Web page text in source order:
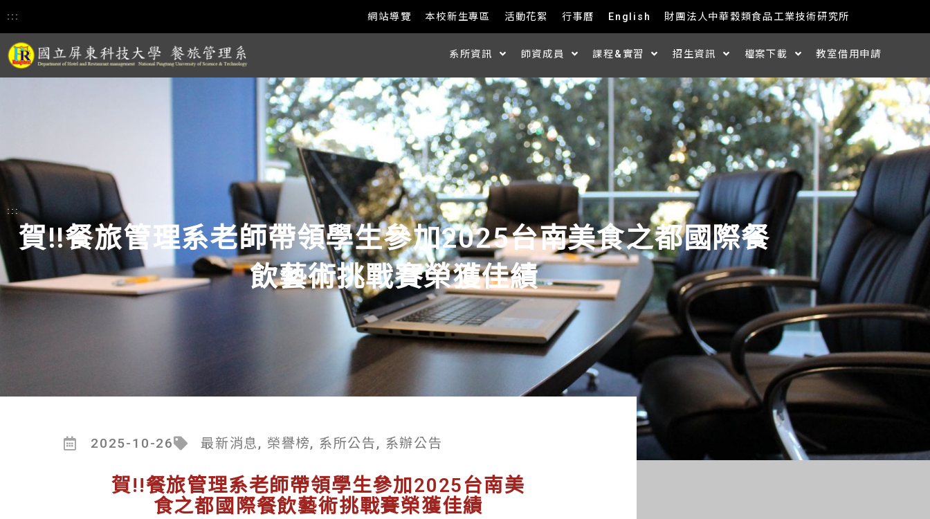
::: 網站導覽 本校新生專區 活動花絮 行事曆 English 財團法人中華穀類食品工業技術研究所
系所資訊 師資成員 課程&實習 招生資訊 檔案下載 教室借用申請
:::
賀!!餐旅管理系老師帶領學生參加2025台南美食之都國際餐
飲藝術挑戰賽榮獲佳績
2025-10-26 最新消息, 榮譽榜, 系所公告, 系辦公告
賀!!餐旅管理系老師帶領學生參加2025台南美
食之都國際餐飲藝術挑戰賽榮獲佳績